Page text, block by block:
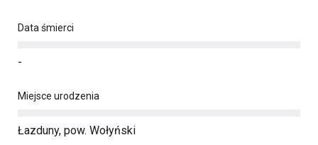
Data śmierci
-
Miejsce urodzenia
Łazduny, pow. Wołyński